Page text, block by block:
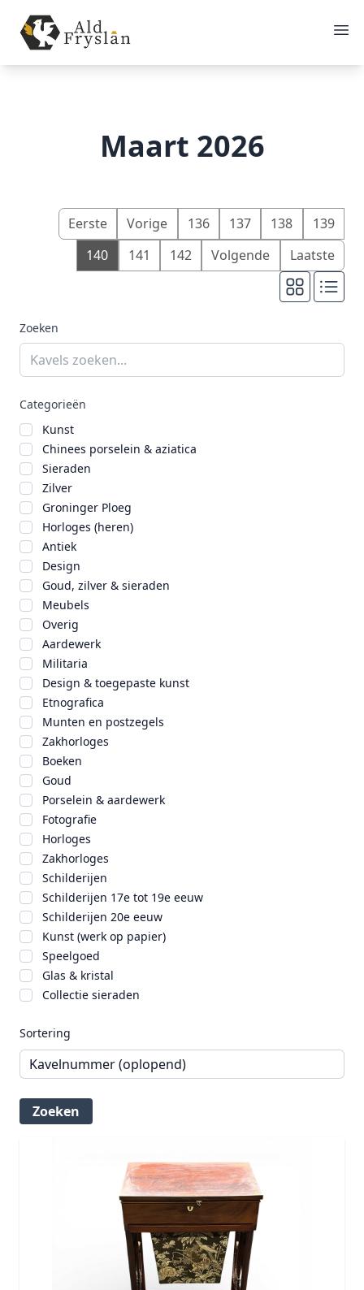
Maart 2026
Eerste Vorige 136 137 138
139
140
141 142 Volgende Laatste
Zoeken
Categorieën
Kunst
Chinees porselein & aziatica
Sieraden
Zilver
Groninger Ploeg
Horloges (heren)
Antiek
Design
Goud, zilver & sieraden
Meubels
Overig
Aardewerk
Militaria
Design & toegepaste kunst
Etnografica
Munten en postzegels
Zakhorloges
Boeken
Goud
Porselein & aardewerk
Fotografie
Horloges
Zakhorloges
Schilderijen
Schilderijen 17e tot 19e eeuw
Schilderijen 20e eeuw
Kunst (werk op papier)
Speelgoed
Glas & kristal
Collectie sieraden
Sortering